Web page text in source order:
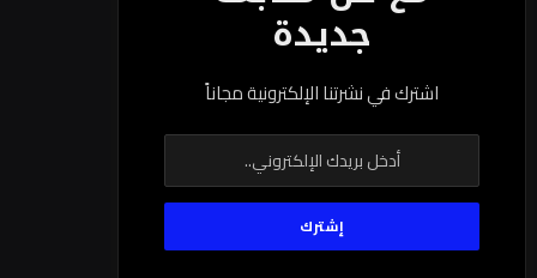
جديدة
اشترك في نشرتنا الإلكترونية مجاناً